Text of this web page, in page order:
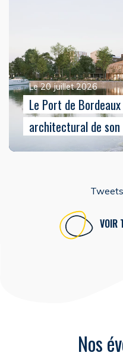
Le 20 juillet 2026
Le Port de
architectural de
VOIR
Nos